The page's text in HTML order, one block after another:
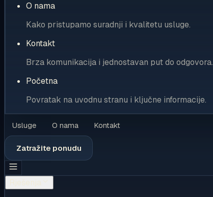
O nama
Kako pristupamo suradnji i kvalitetu usluge.
Kontakt
Brza komunikacija i jednostavan put do odgovora.
Početna
Povratak na uvodnu stranu i ključne informacije.
Usluge O nama Kontakt
Zatražite ponudu